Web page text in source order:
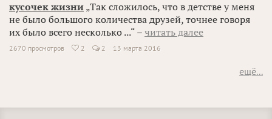
кусочек жизни „Так сложилось, что в детстве у меня
не было большого количества друзей, точнее говоря
их было всего несколько ...“ – читать далее
2670 просмотров  2 2 13 марта 2016
ещё...